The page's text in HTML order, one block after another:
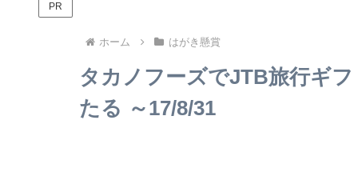
PR
ホーム はがき懸賞
タカノフーズでJTB旅行ギ
たる ～17/8/31